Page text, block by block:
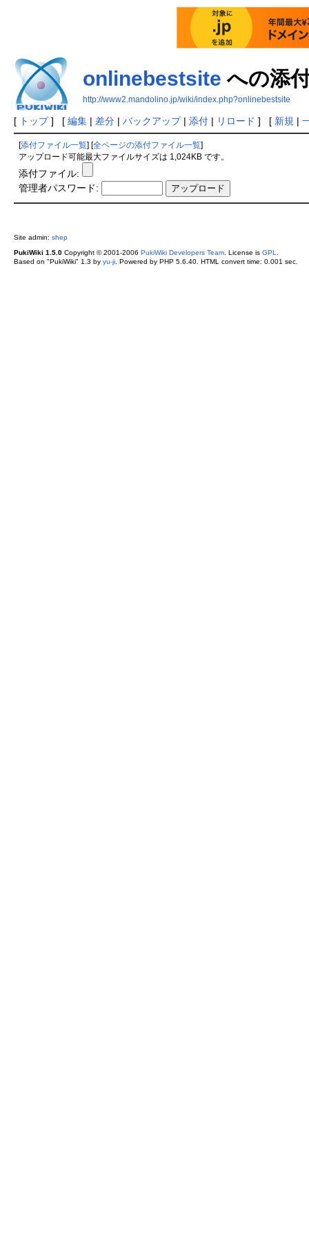
onlinebestsite への添
http://www2.mandolino.jp/wiki/index.php?onlinebestsite
[ トップ] [ 編集| 差分| バックアップ| 添付| リロード ] [ 新規 |
添付ファイル一覧 全ページの添付ファイル一覧
アップロード可能最大ファイルサイズは 1,024KB です。
添付ファイル:
管理者パスワード:
Site admin: shep
PukiWiki 1.5.0Copyright © 2001-2006 PukiWiki Developers Team. License is GPL
Based on "PukiWiki" 1.3 by yu-ji. Powered by PHP 5.6.40. HTML convert time: 0.001 sec.